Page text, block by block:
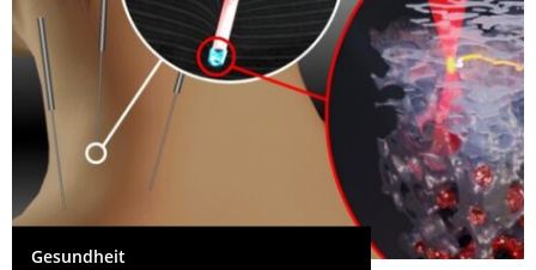
Gesundheit